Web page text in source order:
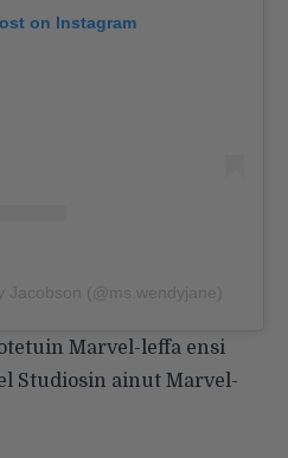
on Instagram
Jacobson (@ms.wendyjane)
Marvel-leffa ensi
Studiosin ainut Marvel-